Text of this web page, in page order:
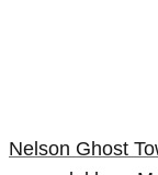
Nelson Ghost